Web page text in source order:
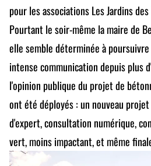
pour les associations Les Jardins
Pourtant le soir-même la maire de
elle semble déterminée à
intense communication depuis plus
l'opinion publique du projet de
ont été déployés : un nouveau
d'expert, consultation numérique,
vert, moins impactant, et même